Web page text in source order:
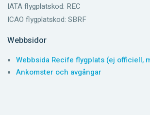
IATA flygplatskod: REC
ICAO flygplatskod: SBRF
Webbsidor
Webbsida Recife flygplats (ej officiell,
Ankomster och avgångar